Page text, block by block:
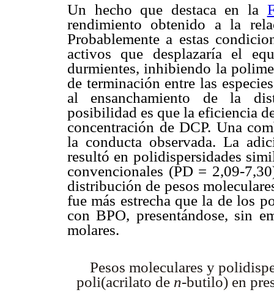
Un hecho que destaca en la
rendimiento obtenido a la
Probablemente a estas
activos que desplazaría el
durmientes, inhibiendo la
de terminación entre las
al ensanchamiento de la
posibilidad es que la eficiencia
concentración de DCP. Una
la conducta observada. La
resultó en polidispersidades
convencionales (PD = 2,09-
distribución de pesos
fue más estrecha que la de los
con BPO, presentándose, sin
molares.
Pesos moleculares y
poli(acrilato de n-butilo) en